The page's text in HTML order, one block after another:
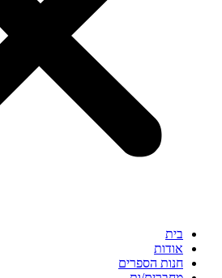
בית
אודות
חנות הספרים